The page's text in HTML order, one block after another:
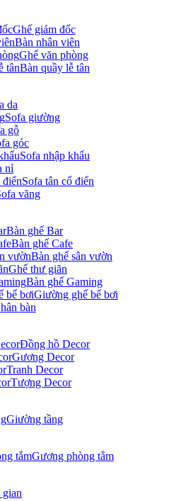
Ghế giám đốc
Bàn nhân viên
Ghế văn phòng
Bàn quầy lễ tân
da
Sofa giường
gỗ
góc
Sofa nhập khẩu
nỉ
Sofa tân cổ điển
văng
Bàn ghế Bar
Bàn ghế Cafe
Bàn ghế sân vườn
Ghế thư giãn
Bàn ghế Gaming
Giường ghế bể bơi
bàn
Đồng hồ Decor
Gương Decor
Tranh Decor
Tượng Decor
Giường tầng
Gương phòng tắm